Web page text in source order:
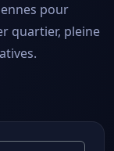
pour
quartier, pleine